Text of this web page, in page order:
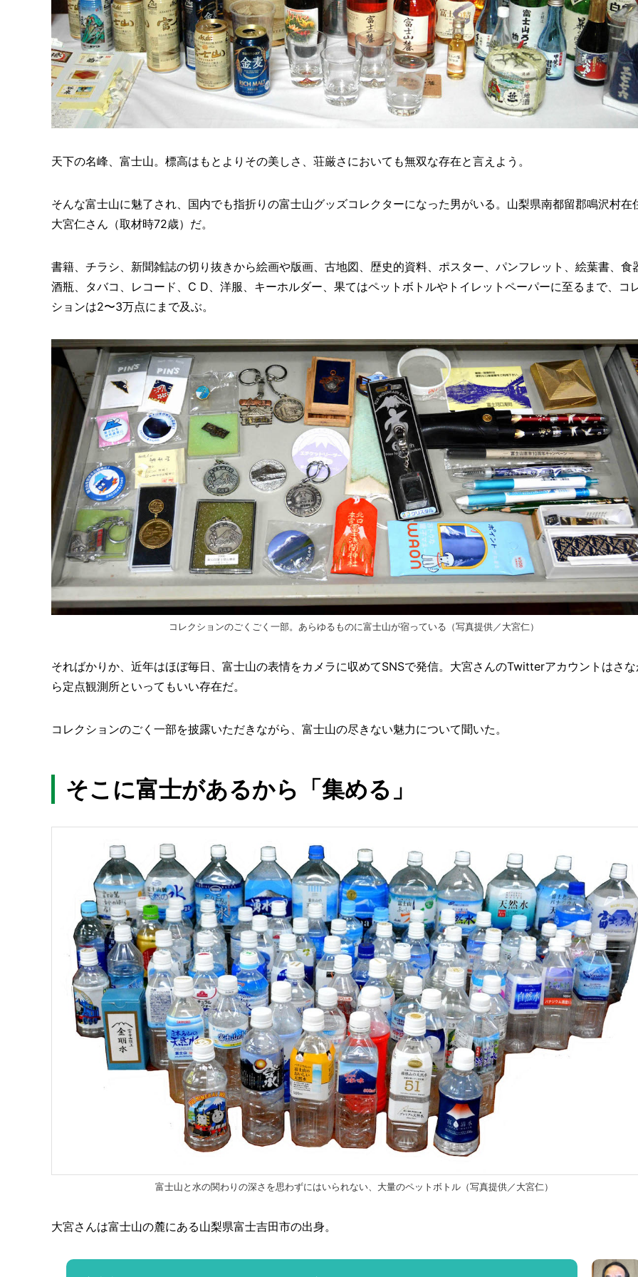
天下の名峰、富士山。標高はもとよりその美しさ、荘厳さにおいても無双な存在と言えよう。
そんな富士山に魅了され、国内でも指折りの富士山グッズコレクターになった男がいる。山梨県南都留郡鳴沢村在
大宮仁さん（取材時72歳）だ。
書籍、チラシ、新聞雑誌の切り抜きから絵画や版画、古地図、歴史的資料、ポスター、パンフレット、絵葉書、食
酒瓶、タバコ、レコード、C D、洋服、キーホルダー、果てはペットボトルやトイレットペーパーに至るまで、コ
ションは2〜3万点にまで及ぶ。
コレクションのごくごく一部。あらゆるものに富士山が宿っている（写真提供／大宮仁）
そればかりか、近年はほぼ毎日、富士山の表情をカメラに収めてSNSで発信。大宮さんのTwitterアカウントはさ
ら定点観測所といってもいい存在だ。
コレクションのごく一部を披露いただきながら、富士山の尽きない魅力について聞いた。
そこに富士があるから「集める」
富士山と水の関わりの深さを思わずにはいられない、大量のペットボトル（写真提供／大宮仁）
大宮さんは富士山の麓にある山梨県富士吉田市の出身。